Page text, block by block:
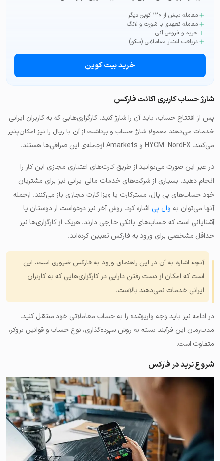
معامله بیش از ۱۲۰ کوین دیگر
معامله تعهدی با شورت و لانگ
خرید و فروش آنی
دریافت اعتبار معاملاتی (سکو)
خرید بیت کوین
شارژ حساب کاربری اکانت فارکس
پس از افتتاح حساب، باید آن را شارژ کنید. کارگزاری‌هایی که به کاربران ایرانی
خدمات می‌دهند معمولا شارژ حساب و برداشت از آن با ریال را نیز امکان‌پذیر
می‌کنند.
HYCM، NordFX و Amarkets ازجمله‌ی این صرافی‌ها هستند.
در غیر این صورت می‌توانید از طریق کارت‌های اعتباری مجازی این کار را
انجام دهید. بسیاری از شرکت‌های خدمات مالی ایرانی نیز برای مشتریان
خود حساب‌های پی پال، مسترکارت یا ویزا کارت مجازی باز می‌کنند. ازجمله
آنها می‌توان به وال پی اشاره کرد. روش آخر نیز درخواست از دوستان یا
آشنایانی است که حساب‌های بانکی خارجی دارند. هریک از کارگزاری‌ها نیز
حداقل مشخصی برای ورود به فارکس تعیین کرده‌اند.
آنچه اشاره به آن در این راهنمای ورود به فارکس ضروری است، این
است که امکان از دست رفتن دارایی در کارگزاری‌هایی که به کاربران
ایرانی خدمات نمی‌دهند بالاست.
در ادامه نیز باید وجه واریزشده را به حساب معاملاتی خود منتقل کنید.
مدت‌زمان این فرآیند بسته به روش سپرده‌گذاری، نوع حساب و قوانین بروکر،
متفاوت است.
شروع ترید در فارکس